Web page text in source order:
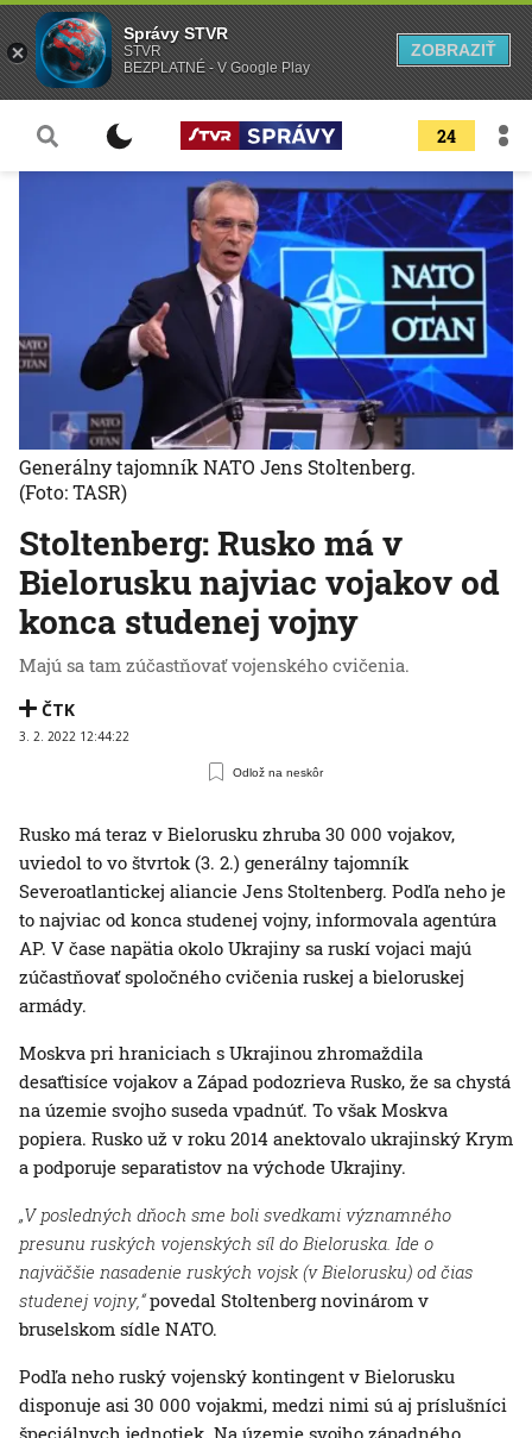
24
Stoltenberg: Rusko má v
Bielorusku najviac vojakov od
konca studenej vojny
Majú sa tam zúčastňovať vojenského cvičenia.
ČTK
3. 2. 2022 12:44:22
Odlož na neskôr
Generálny tajomník NATO Jens Stoltenberg.
(Foto: TASR)
Rusko má teraz v Bielorusku zhruba 30 000 vojakov,
uviedol to vo štvrtok (3. 2.) generálny tajomník
Severoatlantickej aliancie Jens Stoltenberg. Podľa neho je
to najviac od konca studenej vojny, informovala agentúra
AP. V čase napätia okolo Ukrajiny sa ruskí vojaci majú
zúčastňovať spoločného cvičenia ruskej a bieloruskej
armády.
Moskva pri hraniciach s Ukrajinou zhromaždila
desaťtisíce vojakov a Západ podozrieva Rusko, že sa chystá
na územie svojho suseda vpadnúť. To však Moskva
popiera. Rusko už v roku 2014 anektovalo ukrajinský Krym
a podporuje separatistov na východe Ukrajiny.
„V posledných dňoch sme boli svedkami významného
presunu ruských vojenských síl do Bieloruska. Ide o
najväčšie nasadenie ruských vojsk (v Bielorusku) od čias
studenej vojny,“povedal Stoltenberg novinárom v
bruselskom sídle NATO.
Podľa neho ruský vojenský kontingent v Bielorusku
disponuje asi 30 000 vojakmi, medzi nimi sú aj príslušníci
Správy STVR
STVR
BEZPLATNÉ - V Google Play
ZOBRAZIŤ